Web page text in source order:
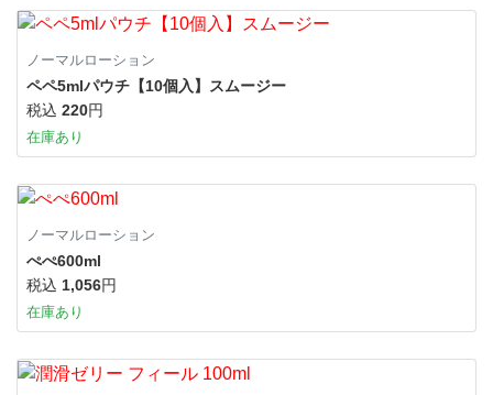
ノーマルローション
ペペ5mlパウチ【10個入】スムージー
税込 220円
在庫あり
ノーマルローション
ぺぺ600ml
税込 1,056円
在庫あり